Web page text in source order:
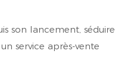
son lancement, séduire
service après-vente